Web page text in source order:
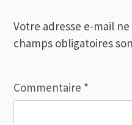
Votre adresse e-mail
champs obligatoires
Commentaire *